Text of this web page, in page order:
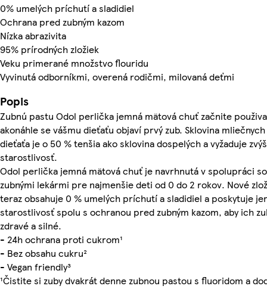
0% umelých príchutí a sladidiel
Ochrana pred zubným kazom
Nízka abrazivita
95% prírodných zložiek
Veku primerané množstvo flouridu
Vyvinutá odborníkmi, overená rodičmi, milovaná deťmi
Popis
Zubnú pastu Odol perlička jemná mätová chuť začnite
akonáhle se vášmu dieťaťu objaví prvý zub. Sklovina
dieťaťa je o 50 % tenšia ako sklovina dospelých a vyžaduje
starostlivosť.
Odol perlička jemná mätová chuť je navrhnutá v spolupráci so
zubnými lekármi pre najmenšie deti od 0 do 2 rokov. Nové
teraz obsahuje 0 % umelých príchutí a sladidiel a poskytuje
starostlivosť spolu s ochranou pred zubným kazom, aby ich
zdravé a silné.
- 24h ochrana proti cukrom¹
- Bez obsahu cukru²
- Vegan friendly³
¹Čistite si zuby dvakrát denne zubnou pastou s fluoridom a